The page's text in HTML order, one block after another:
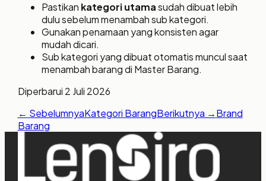
Pastikan kategori utamasudah dibuat lebih
dulu sebelum menambah sub kategori.
Gunakan penamaan yang konsisten agar
mudah dicari.
Sub kategori yang dibuat otomatis muncul saat
menambah barang di Master Barang.
Diperbarui 2 Juli 2026
← SebelumnyaKategori BarangBerikutnya →Brand
Barang